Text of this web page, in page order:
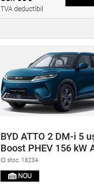
TVA deductibil
BYD ATTO 2 DM-i 5
Boost PHEV 156 kW
ID stoc: 18234
NOU